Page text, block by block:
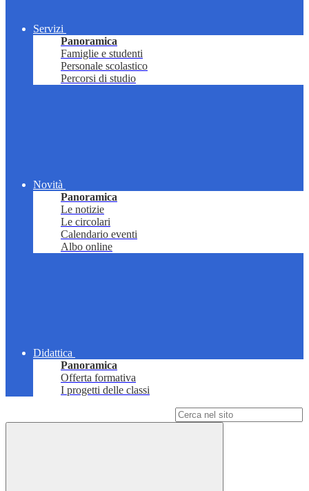
Servizi
Panoramica
Famiglie e studenti
Personale scolastico
Percorsi di studio
Novità
Panoramica
Le notizie
Le circolari
Calendario eventi
Albo online
Didattica
Panoramica
Offerta formativa
I progetti delle classi